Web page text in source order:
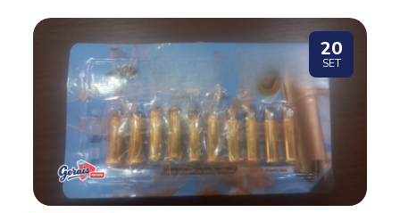
20
SET